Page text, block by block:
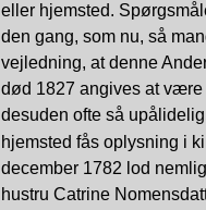
eller hjemsted.
den gang, som nu, så
vejledning, at denne
død 1827 angives at
desuden ofte så
hjemsted fås oplysning i
december 1782 lod
hustru Catrine